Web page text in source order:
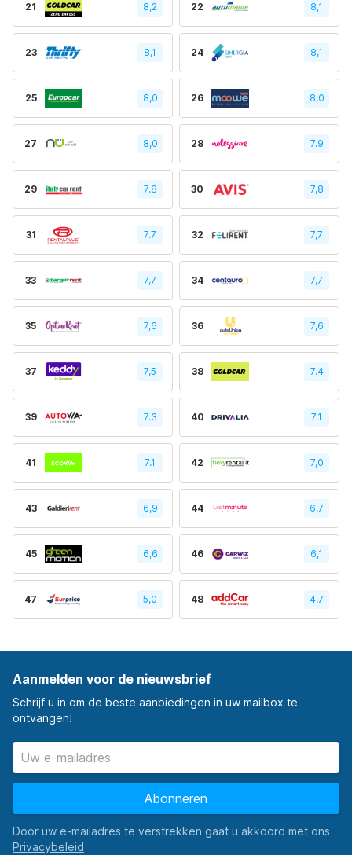
21 8,2 22 8,1
23 8,1 24 8,1
25 8,0 26 8,0
27 8,0 28 7.9
29 7.8 30 7,8
31 7.7 32 7,7
33 7,7 34 7,7
35 7,6 36 7,6
37 7,5 38 7.4
39 7.3 40 7.1
41 7.1 42 7,0
43 6,9 44 6,7
45 6,6 46 6,1
47 5,0 48 4,7
Aanmelden voor de nieuwsbrief
Schrijf u in om de beste aanbiedingen in uw mailbox te
ontvangen!
Abonneren
Door uw e-mailadres te verstrekken gaat u akkoord met ons